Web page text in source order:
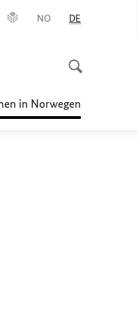
NO DE
in Norwegen